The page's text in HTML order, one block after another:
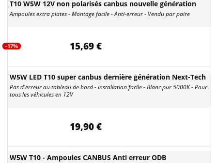
T10 W5W 12V non polarisés canbus nouvelle génération
Ampoules extra plates - Montage facile - Anti-erreur - Vendu par paire
-17% 15,69 €
W5W LED T10 super canbus dernière génération Next-Tech
Pas d'erreur au tableau de bord - Installation facile - Blanc pur 5000K - Pour
tous les véhicules en 12V
19,90 €
W5W T10 - Ampoules CANBUS Anti erreur ODB